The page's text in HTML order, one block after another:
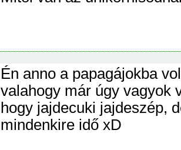
Én anno a papagájokba
valahogy már úgy vagyok
hogy jajdecuki jajdeszép,
mindenkire idő xD